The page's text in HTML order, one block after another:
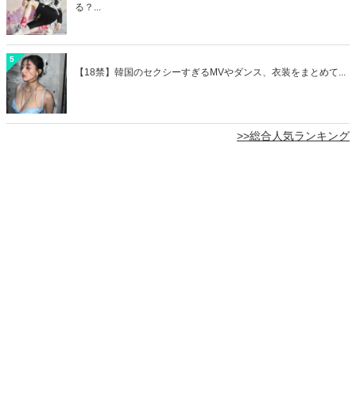
る？...
5
【18禁】韓国のセクシーすぎるMVやダンス、衣装をまとめて...
>>総合人気ランキング